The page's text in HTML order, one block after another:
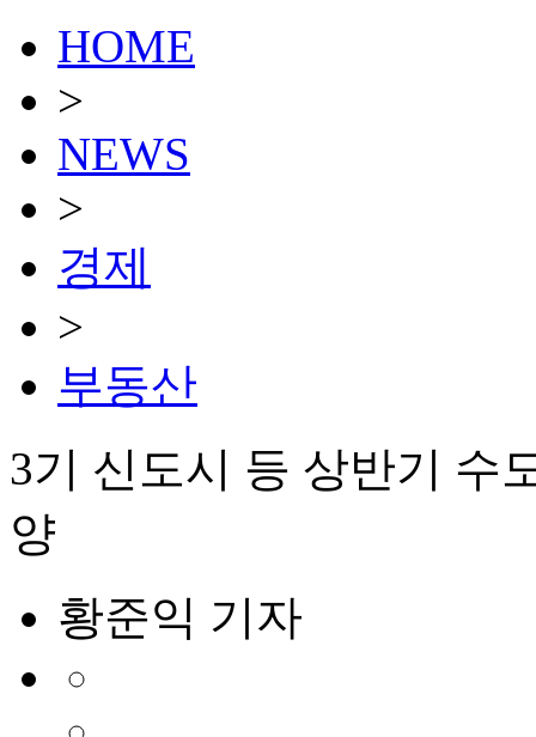
HOME
>
NEWS
>
경제
>
부동산
3기 신도시 등 상반기 수
양
황준익 기자